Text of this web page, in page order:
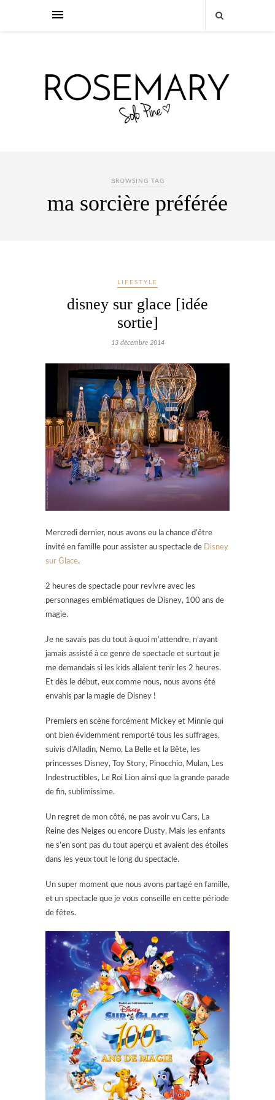
BROWSING TAG
ma sorcière préférée
LIFESTYLE
disney sur glace [idée
sortie]
13 décembre 2014
Mercredi dernier, nous avons eu la chance d’être
invité en famille pour assister au spectacle de Disney
sur Glace.
2 heures de spectacle pour revivre avec les
personnages emblématiques de Disney, 100 ans de
magie.
Je ne savais pas du tout à quoi m’attendre, n’ayant
jamais assisté à ce genre de spectacle et surtout je
me demandais si les kids allaient tenir les 2 heures.
Et dès le début, eux comme nous, nous avons été
envahis par la magie de Disney !
Premiers en scène forcément Mickey et Minnie qui
ont bien évidemment remporté tous les suffrages,
suivis d’Alladin, Nemo, La Belle et la Bête, les
princesses Disney, Toy Story, Pinocchio, Mulan, Les
Indestructibles, Le Roi Lion ainsi que la grande parade
de fin, sublimissime.
Un regret de mon côté, ne pas avoir vu Cars, La
Reine des Neiges ou encore Dusty. Mais les enfants
ne s’en sont pas du tout aperçu et avaient des étoiles
dans les yeux tout le long du spectacle.
Un super moment que nous avons partagé en famille,
et un spectacle que je vous conseille en cette période
de fêtes.